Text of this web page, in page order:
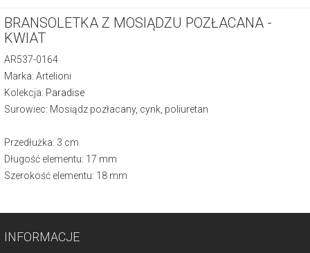
BRANSOLETKA Z MOSIĄDZU POZŁACANA -
KWIAT
AR537-0164
Marka: Artelioni
Kolekcja: Paradise
Surowiec: Mosiądz pozłacany, cynk, poliuretan
Przedłużka: 3 cm
Długość elementu: 17 mm
Szerokość elementu: 18 mm
INFORMACJE